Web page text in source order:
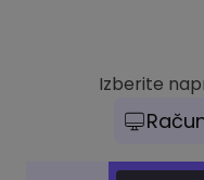
Izberite